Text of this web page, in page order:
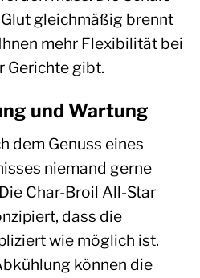
gleichmäßig brennt
mehr Flexibilität bei
Gerichte gibt.
und Wartung
dem Genuss eines
niemand gerne
Char-Broil All-Star
dass die
wie möglich ist.
können die